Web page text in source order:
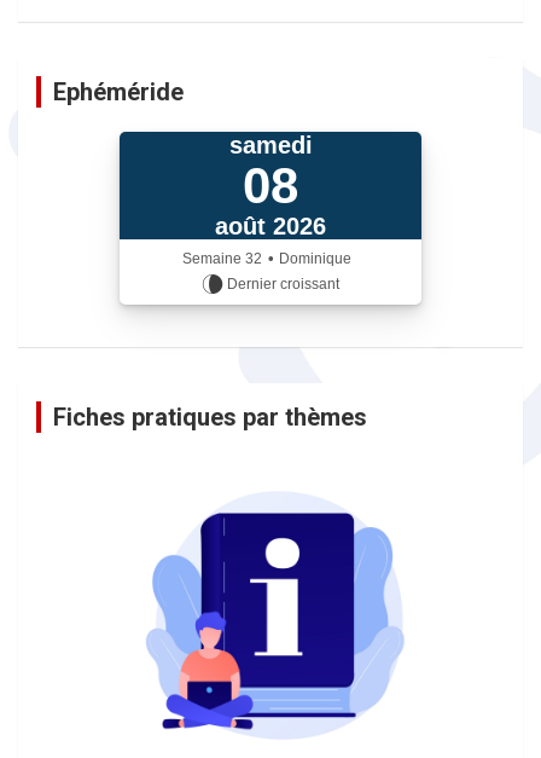
Ephéméride
iCalendrier
samedi
08
août 2026
Semaine32 • Dominique
Dernier croissant
Fiches pratiques par thèmes